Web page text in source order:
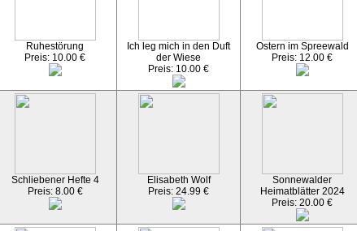
Ruhestörung
Preis: 10.00 €
Ich leg mich in den Duft
der Wiese
Preis: 10.00 €
Ostern im Spreewald
Preis: 12.00 €
Schliebener Hefte 4
Preis: 8.00 €
Elisabeth Wolf
Preis: 24.99 €
Sonnewalder
Heimatblätter 2024
Preis: 20.00 €